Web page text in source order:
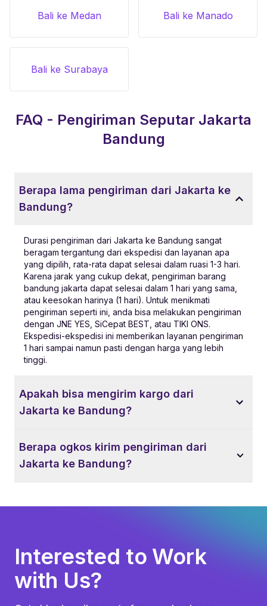
Bali ke Medan Bali ke Manado
Bali ke Surabaya
FAQ - Pengiriman Seputar Jakarta
Bandung
Berapa lama pengiriman dari Jakarta ke
Bandung?
Durasi pengiriman dari Jakarta ke Bandung sangat
beragam tergantung dari ekspedisi dan layanan apa
yang dipilih, rata-rata dapat selesai dalam ruasi 1-3 hari.
Karena jarak yang cukup dekat, pengiriman barang
bandung jakarta dapat selesai dalam 1 hari yang sama,
atau keesokan harinya (1 hari). Untuk menikmati
pengiriman seperti ini, anda bisa melakukan pengiriman
dengan JNE YES, SiCepat BEST, atau TIKI ONS.
Ekspedisi-ekspedisi ini memberikan layanan pengiriman
1 hari sampai namun pasti dengan harga yang lebih
tinggi.
Apakah bisa mengirim kargo dari
Jakarta ke Bandung?
Berapa ogkos kirim pengiriman dari
Jakarta ke Bandung?
Interested to Work
with Us?